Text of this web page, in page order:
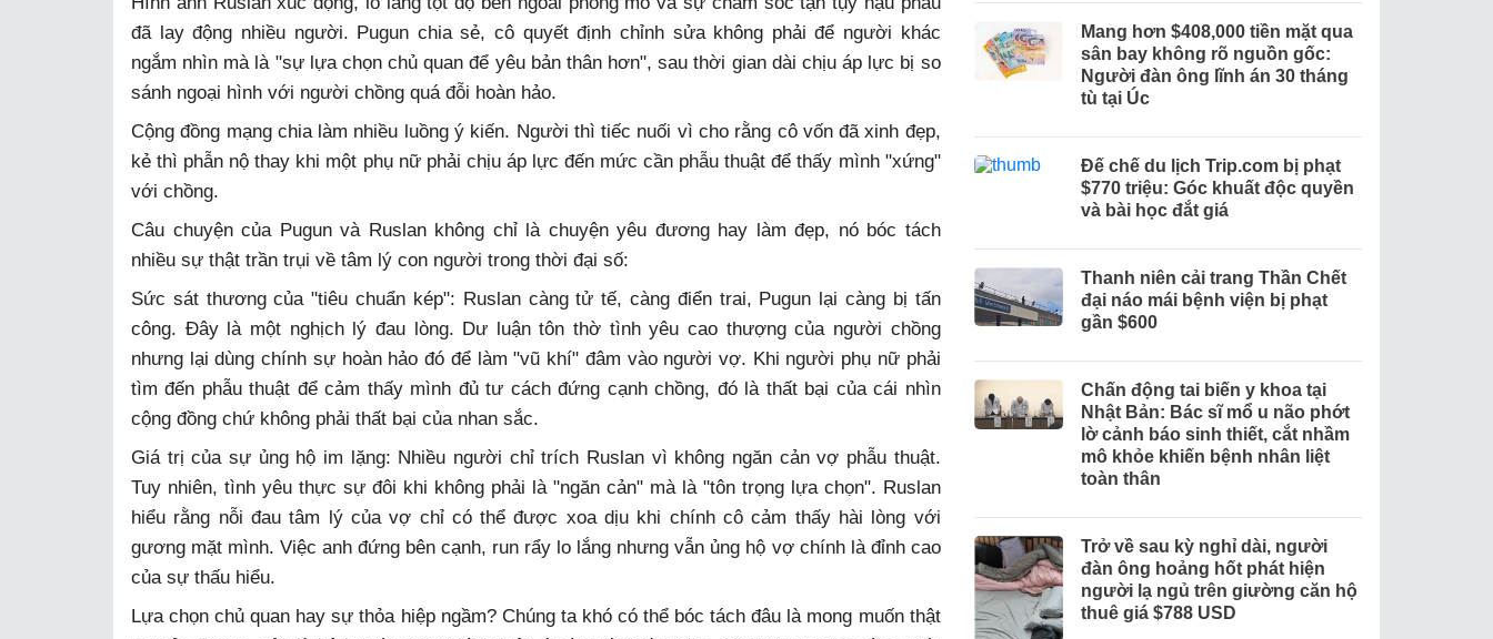
đã lay động nhiều người. Pugun chia sẻ, cô quyết định chỉnh sửa không phải để người khác
ngắm nhìn mà là "sự lựa chọn chủ quan để yêu bản thân hơn", sau thời gian dài chịu áp lực bị so
sánh ngoại hình với người chồng quá đỗi hoàn hảo.
Cộng đồng mạng chia làm nhiều luồng ý kiến. Người thì tiếc nuối vì cho rằng cô vốn đã xinh đẹp,
kẻ thì phẫn nộ thay khi một phụ nữ phải chịu áp lực đến mức cần phẫu thuật để thấy mình "xứng"
với chồng.
Câu chuyện của Pugun và Ruslan không chỉ là chuyện yêu đương hay làm đẹp, nó bóc tách
nhiều sự thật trần trụi về tâm lý con người trong thời đại số:
Sức sát thương của "tiêu chuẩn kép": Ruslan càng tử tế, càng điển trai, Pugun lại càng bị tấn
công. Đây là một nghịch lý đau lòng. Dư luận tôn thờ tình yêu cao thượng của người chồng
nhưng lại dùng chính sự hoàn hảo đó để làm "vũ khí" đâm vào người vợ. Khi người phụ nữ phải
tìm đến phẫu thuật để cảm thấy mình đủ tư cách đứng cạnh chồng, đó là thất bại của cái nhìn
cộng đồng chứ không phải thất bại của nhan sắc.
Giá trị của sự ủng hộ im lặng: Nhiều người chỉ trích Ruslan vì không ngăn cản vợ phẫu thuật.
Tuy nhiên, tình yêu thực sự đôi khi không phải là "ngăn cản" mà là "tôn trọng lựa chọn". Ruslan
hiểu rằng nỗi đau tâm lý của vợ chỉ có thể được xoa dịu khi chính cô cảm thấy hài lòng với
gương mặt mình. Việc anh đứng bên cạnh, run rẩy lo lắng nhưng vẫn ủng hộ vợ chính là đỉnh cao
của sự thấu hiểu.
Lựa chọn chủ quan hay sự thỏa hiệp ngầm? Chúng ta khó có thể bóc tách đâu là mong muốn thật
Mang hơn $408,000 tiền mặt qua
sân bay không rõ nguồn gốc:
Người đàn ông lĩnh án 30 tháng
tù tại Úc
Đế chế du lịch Trip.com bị phạt
$770 triệu: Góc khuất độc quyền
và bài học đắt giá
Thanh niên cải trang Thần Chết
đại náo mái bệnh viện bị phạt
gần $600
Chấn động tai biến y khoa tại
Nhật Bản: Bác sĩ mổ u não phớt
lờ cảnh báo sinh thiết, cắt nhầm
mô khỏe khiến bệnh nhân liệt
toàn thân
Trở về sau kỳ nghỉ dài, người
đàn ông hoảng hốt phát hiện
người lạ ngủ trên giường căn hộ
thuê giá $788 USD